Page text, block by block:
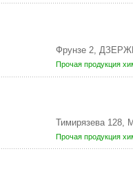
Фрунзе 2,
Прочая продукция
Тимирязева 128,
Прочая продукция